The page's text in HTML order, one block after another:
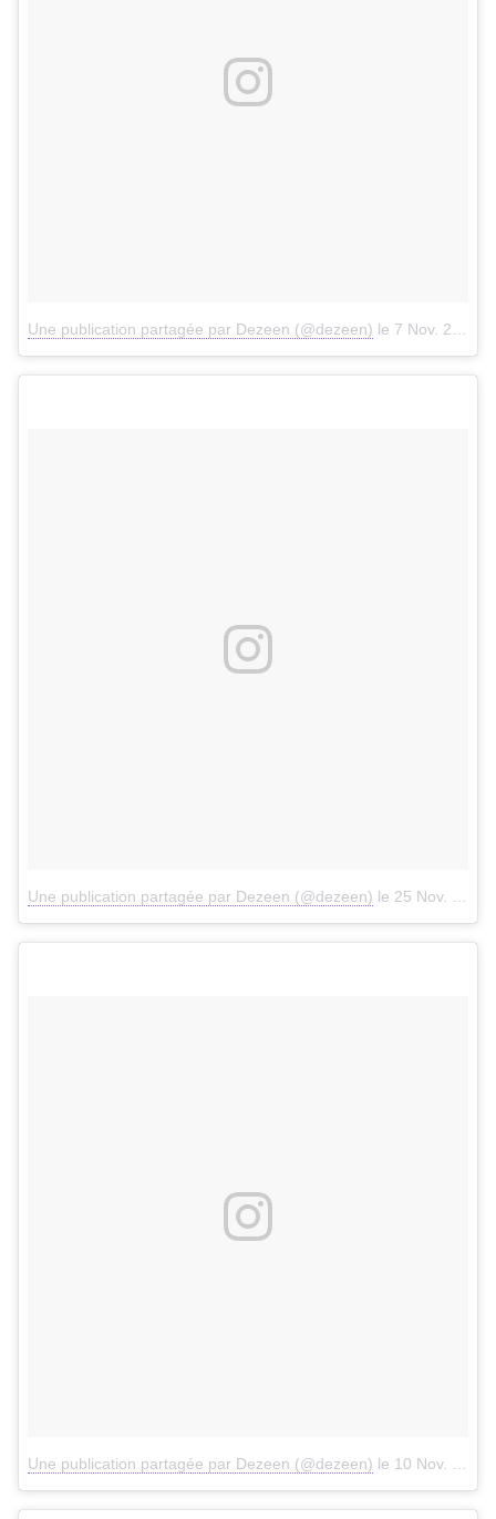
Une publication partagée par Dezeen (@dezeen) le 7 Nov. 2017 à 10h13 PST
Une publication partagée par Dezeen (@dezeen) le 25 Nov. 2017 à 10h44 PST
Une publication partagée par Dezeen (@dezeen) le 10 Nov. 2017 à 2h23 PST